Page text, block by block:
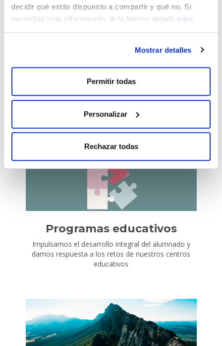
decidir qué estás dispuesto a compartir y qué no. Si
necesitas más información, te la hemos dejado aquí.
Mostrar detalles
Permitir todas
Personalizar
Rechazar todas
dentales
Programa de ayudas dirigido a mayores que
necesitan audífonos o tratamientos dentales
funcionales
Programas educativos
Impulsamos el desarrollo integral del alumnado y
damos respuesta a los retos de nuestros centros
educativos